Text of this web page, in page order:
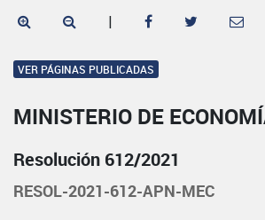
|
VER PÁGINAS PUBLICADAS
MINISTERIO DE
Resolución 612/2021
RESOL-2021-612-APN-MEC